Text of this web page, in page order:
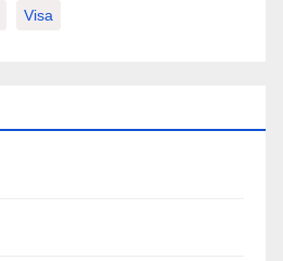
Visa